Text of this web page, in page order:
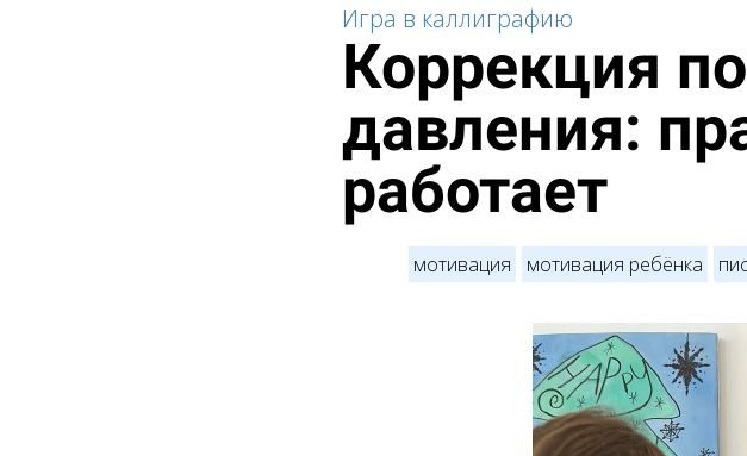
Игра в каллиграфию
Коррекция
давления:
работает
мотивация мотивация ребёнка